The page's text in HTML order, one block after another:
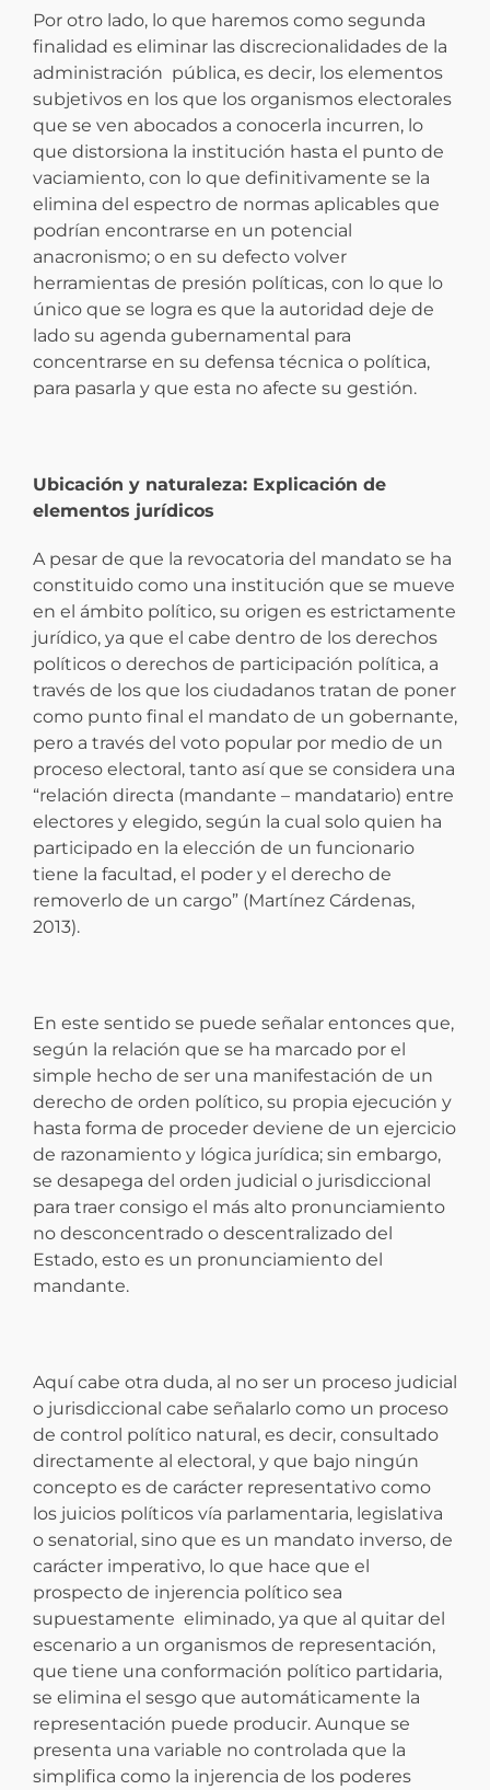
Por otro lado, lo que haremos como segunda
finalidad es eliminar las discrecionalidades de la
administración pública, es decir, los elementos
subjetivos en los que los organismos electorales
que se ven abocados a conocerla incurren, lo
que distorsiona la institución hasta el punto de
vaciamiento, con lo que definitivamente se la
elimina del espectro de normas aplicables que
podrían encontrarse en un potencial
anacronismo; o en su defecto volver
herramientas de presión políticas, con lo que lo
único que se logra es que la autoridad deje de
lado su agenda gubernamental para
concentrarse en su defensa técnica o política,
para pasarla y que esta no afecte su gestión.
Ubicación y naturaleza: Explicación de
elementos jurídicos
A pesar de que la revocatoria del mandato se ha
constituido como una institución que se mueve
en el ámbito político, su origen es estrictamente
jurídico, ya que el cabe dentro de los derechos
políticos o derechos de participación política, a
través de los que los ciudadanos tratan de poner
como punto final el mandato de un gobernante,
pero a través del voto popular por medio de un
proceso electoral, tanto así que se considera una
“relación directa (mandante – mandatario) entre
electores y elegido, según la cual solo quien ha
participado en la elección de un funcionario
tiene la facultad, el poder y el derecho de
removerlo de un cargo” (Martínez Cárdenas,
2013).
En este sentido se puede señalar entonces que,
según la relación que se ha marcado por el
simple hecho de ser una manifestación de un
derecho de orden político, su propia ejecución y
hasta forma de proceder deviene de un ejercicio
de razonamiento y lógica jurídica; sin embargo,
se desapega del orden judicial o jurisdiccional
para traer consigo el más alto pronunciamiento
no desconcentrado o descentralizado del
Estado, esto es un pronunciamiento del
mandante.
Aquí cabe otra duda, al no ser un proceso judicial
o jurisdiccional cabe señalarlo como un proceso
de control político natural, es decir, consultado
directamente al electoral, y que bajo ningún
concepto es de carácter representativo como
los juicios políticos vía parlamentaria, legislativa
o senatorial, sino que es un mandato inverso, de
carácter imperativo, lo que hace que el
prospecto de injerencia político sea
supuestamente eliminado, ya que al quitar del
escenario a un organismos de representación,
que tiene una conformación político partidaria,
se elimina el sesgo que automáticamente la
representación puede producir. Aunque se
presenta una variable no controlada que la
simplifica como la injerencia de los poderes